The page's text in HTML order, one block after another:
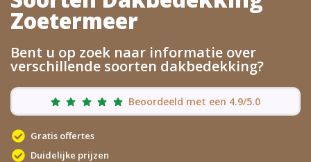
Zoetermeer
Bent u op zoek naar informatie over
verschillende soorten dakbedekking?
Beoordeeld met een 4.9/5.0
Gratis offertes
Duidelijke prijzen